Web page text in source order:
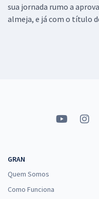
sua jornada rumo a
almeja, e já com o título
GRAN
Quem Somos
Como Funciona